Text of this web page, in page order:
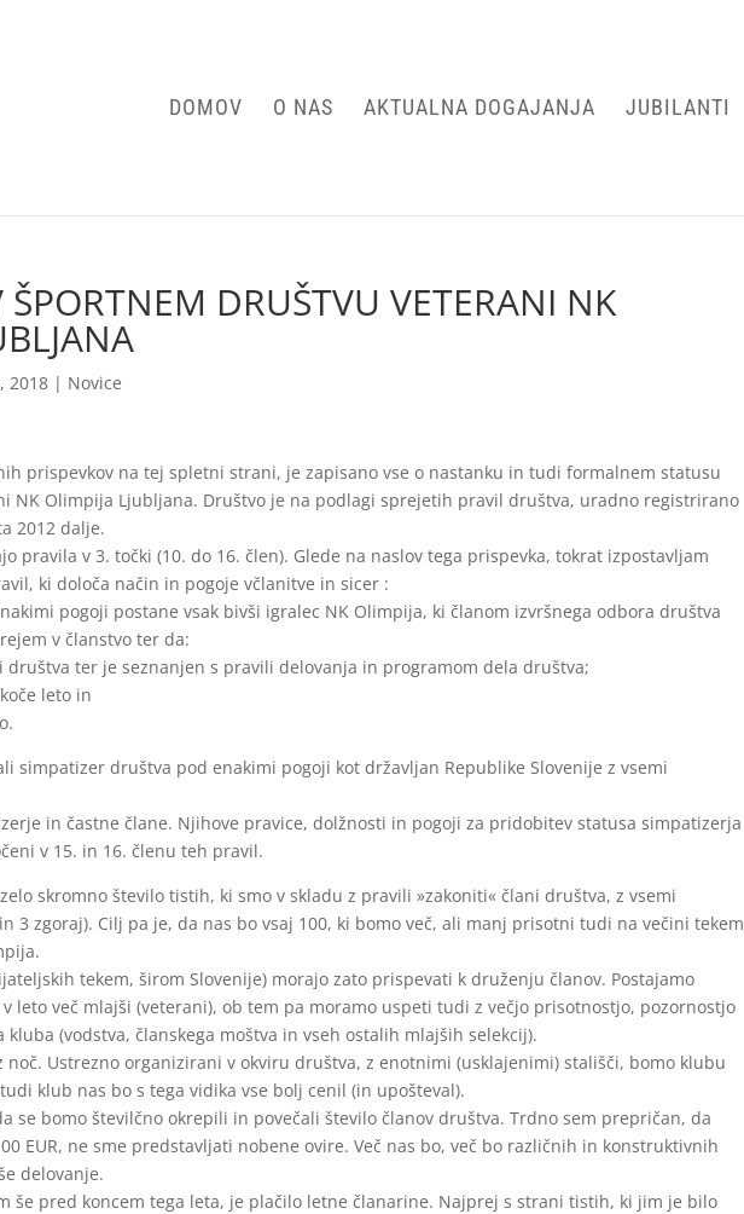
DOMOV O NAS AKTUALNA DOGAJANJA JUBILANTI
ŠPORTNEM DRUŠTVU VETERANI NK
2018 | Novice
prispevkov na tej spletni strani, je zapisano vse o nastanku in tudi formalnem statusu
NK Olimpija Ljubljana. Društvo je na podlagi sprejetih pravil društva, uradno registrirano
2012 dalje.
pravila v 3. točki (10. do 16. člen). Glede na naslov tega prispevka, tokrat izpostavljam
ki določa način in pogoje včlanitve in sicer :
pogoji postane vsak bivši igralec NK Olimpija, ki članom izvršnega odbora društva
v članstvo ter da:
društva ter je seznanjen s pravili delovanja in programom dela društva;
leto in
simpatizer društva pod enakimi pogoji kot državljan Republike Slovenije z vsemi
in častne člane. Njihove pravice, dolžnosti in pogoji za pridobitev statusa simpatizerja
v 15. in 16. členu teh pravil.
skromno število tistih, ki smo v skladu z pravili »zakoniti« člani društva, z vsemi
3 zgoraj). Cilj pa je, da nas bo vsaj 100, ki bomo več, ali manj prisotni tudi na večini tekem
tekem, širom Slovenije) morajo zato prispevati k druženju članov. Postajamo
leto več mlajši (veterani), ob tem pa moramo uspeti tudi z večjo prisotnostjo, pozornostjo
(vodstva, članskega moštva in vseh ostalih mlajših selekcij).
noč. Ustrezno organizirani v okviru društva, z enotnimi (usklajenimi) stališči, bomo klubu
klub nas bo s tega vidika vse bolj cenil (in upošteval).
se bomo številčno okrepili in povečali število članov društva. Trdno sem prepričan, da
EUR, ne sme predstavljati nobene ovire. Več nas bo, več bo različnih in konstruktivnih
delovanje.
še pred koncem tega leta, je plačilo letne članarine. Najprej s strani tistih, ki jim je bilo